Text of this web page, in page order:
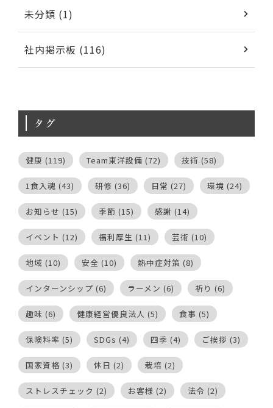
未分類 (1)
社内掲示板 (116)
タグ
健康 (119) Team東洋設備 (72) 技術 (58)
1食入魂 (43) 研修 (36) 日常 (27) 環境 (24)
お知らせ (15) 季節 (15) 感謝 (14)
イベント (12) 福利厚生 (11) 芸術 (10)
地域 (10) 安全 (10) 熱中症対策 (8)
インターンシップ (6) ラーメン (6) 祈り (6)
趣味 (6) 健康経営優良法人 (5) 食事 (5)
保険料率 (5) SDGs (4) 四季 (4) ご挨拶 (3)
国家資格 (3) 休日 (2) 栽培 (2)
ストレスチェック (2) お客様 (2) 法令 (2)